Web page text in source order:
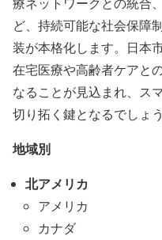
ど、持続可能な社会保障
装が本格化します。日本
在宅医療や高齢者ケアと
なることが見込まれ、ス
切り拓く鍵となるでしょう
地域別
北アメリカ
アメリカ
カナダ